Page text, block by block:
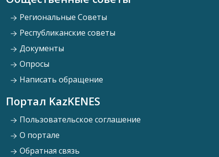
Региональные Советы
Республиканские советы
Документы
Опросы
Написать обращение
Портал KazKENES
Пользовательское соглашение
О портале
Обратная связь